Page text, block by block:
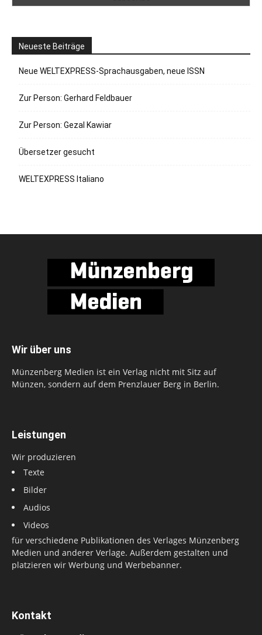
Neueste Beiträge
Neue WELTEXPRESS-Sprachausgaben, neue ISSN
Zur Person: Gerhard Feldbauer
Zur Person: Gezal Kawiar
Übersetzer gesucht
WELTEXPRESS Italiano
Wir über uns
Münzenberg Medien ist ein Verlag nicht mit Sitz auf
Münzen, sondern auf dem Prenzlauer Berg in Berlin.
Leistungen
Wir produzieren
Texte
Bilder
Audios
Videos
für verschiedene Publikationen des Verlages Münzenberg
Medien und anderer Verlage. Außerdem gestalten und
platzieren wir Werbung und Werbebanner.
Kontakt